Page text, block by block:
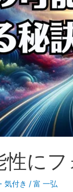
性に
気付き / 富 一弘